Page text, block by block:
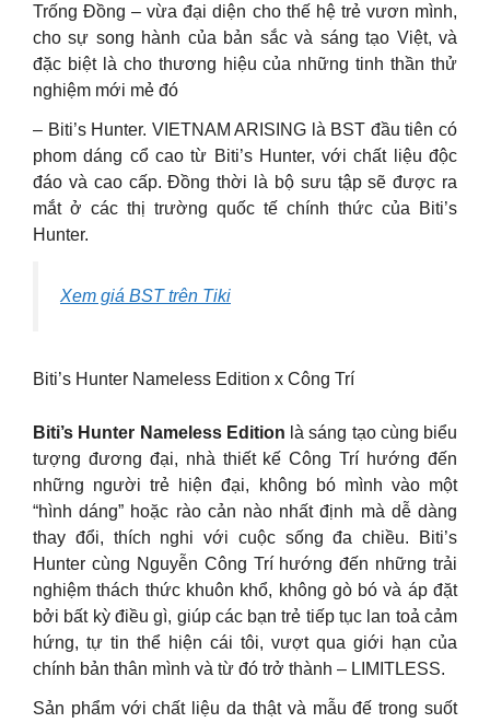
Trống Đồng – vừa đại diện cho thế hệ trẻ vươn mình,
cho sự song hành của bản sắc và sáng tạo Việt, và
đặc biệt là cho thương hiệu của những tinh thần thử
nghiệm mới mẻ đó
– Biti’s Hunter. VIETNAM ARISING là BST đầu tiên có
phom dáng cổ cao từ Biti’s Hunter, với chất liệu độc
đáo và cao cấp. Đồng thời là bộ sưu tập sẽ được ra
mắt ở các thị trường quốc tế chính thức của Biti’s
Hunter.
Xem giá BST trên Tiki
Biti’s Hunter Nameless Edition x Công Trí
Biti’s Hunter Nameless Edition là sáng tạo cùng biểu
tượng đương đại, nhà thiết kế Công Trí hướng đến
những người trẻ hiện đại, không bó mình vào một
“hình dáng” hoặc rào cản nào nhất định mà dễ dàng
thay đổi, thích nghi với cuộc sống đa chiều. Biti’s
Hunter cùng Nguyễn Công Trí hướng đến những trải
nghiệm thách thức khuôn khổ, không gò bó và áp đặt
bởi bất kỳ điều gì, giúp các bạn trẻ tiếp tục lan toả cảm
hứng, tự tin thể hiện cái tôi, vượt qua giới hạn của
chính bản thân mình và từ đó trở thành – LIMITLESS.
Sản phẩm với chất liệu da thật và mẫu đế trong suốt